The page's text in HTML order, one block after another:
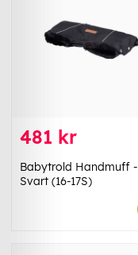
481 kr
Babytrold Handmuff -
Svart (16-17S)